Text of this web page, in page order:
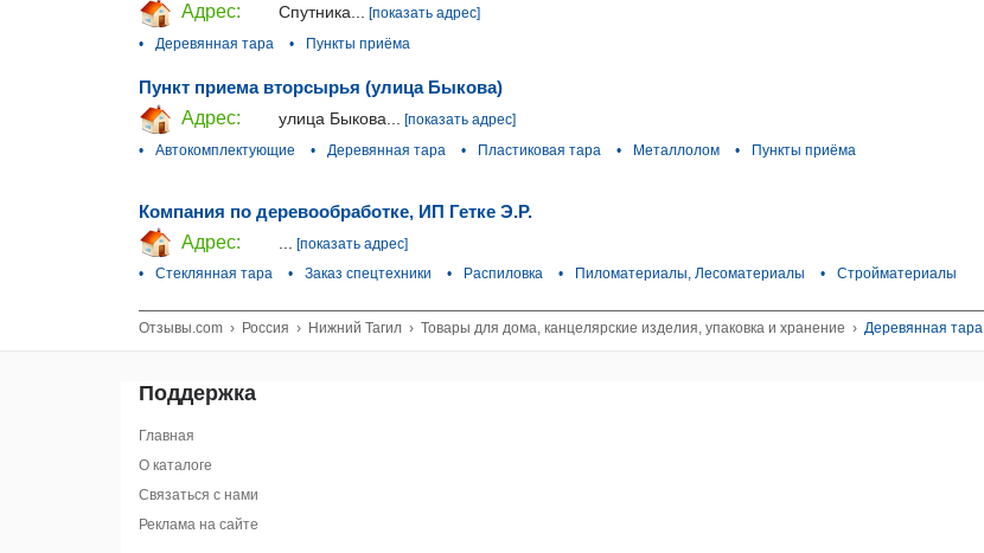
Адрес:
Спутника...
[показать адрес]
•
Деревянная тара • Пункты приёма
Пункт приема вторсырья (улица Быкова)
Адрес:
улица Быкова...
[показать адрес]
•
Автокомплектующие • Деревянная тара • Пластиковая тара • Металлолом • Пункты приёма
Компания по деревообработке, ИП Гетке Э.Р.
Адрес:
[показать адрес]
•
Стеклянная тара • Заказ спецтехники • Распиловка • Пиломатериалы, Лесоматериалы • Стройматериалы
Отзывы.com › Россия › Нижний Тагил › Товары для дома, канцелярские изделия, упаковка и хранение › Деревянная тара
Поддержка
Главная
О каталоге
Связаться с нами
Реклама на сайте